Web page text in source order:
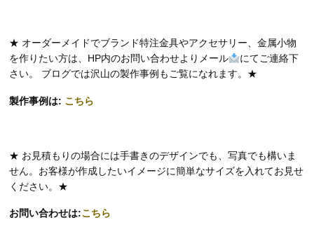
★ オーダーメイドでブランド特注金具やアクセサリー、金属小物
を作りたい方は、HP内のお問い合わせよりメール
にてご連絡下
さい。 ブログでは沢山の製作事例もご覧になれます。★
製作事例は: こちら
★ お見積もりの場合には手書きのデザインでも、写真でも構いま
せん。お客様が作成したいイメージに簡単なサイズを入れてお見せ
ください。★
お問い合わせは:こちら